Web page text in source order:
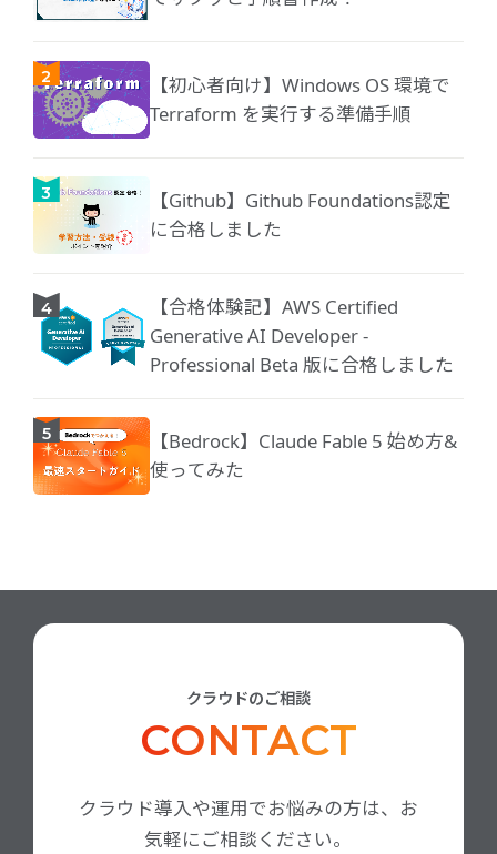
【初心者向け】Windows OS 環境で
Terraform を実行する準備手順
【Github】Github Foundations認定
に合格しました
【合格体験記】AWS Certified
Generative AI Developer -
Professional Beta 版に合格しました
【Bedrock】Claude Fable 5 始め方&
使ってみた
クラウドのご相談
CONTACT
クラウド導入や運用でお悩みの方は、お
気軽にご相談ください。